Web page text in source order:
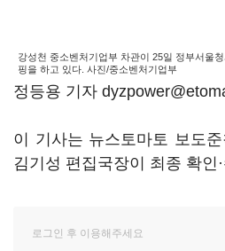
강성천 중소벤처기업부 차관이 25일 정부서울
핑을 하고 있다. 사진/중소벤처기업부
정등용 기자
이 기사는 뉴스토마토 보도
김기성 편집국장이 최종 확인